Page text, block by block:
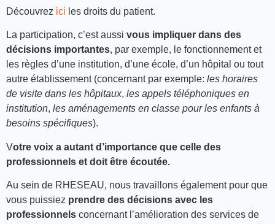
Découvrez ici les droits du patient.
La participation, c’est aussi vous impliquer dans des
décisions importantes, par exemple, le fonctionnement et
les règles d’une institution, d’une école, d’un hôpital ou tout
autre établissement (concernant par exemple: les horaires
de visite dans les hôpitaux, les appels téléphoniques en
institution, les aménagements en classe pour les enfants à
besoins spécifiques).
Votre voix a autant d’importance que celle des
professionnels et doit être écoutée.
Au sein de RHESEAU, nous travaillons également pour que
vous puissiez prendre des décisions avec les
professionnels concernant l’amélioration des services de